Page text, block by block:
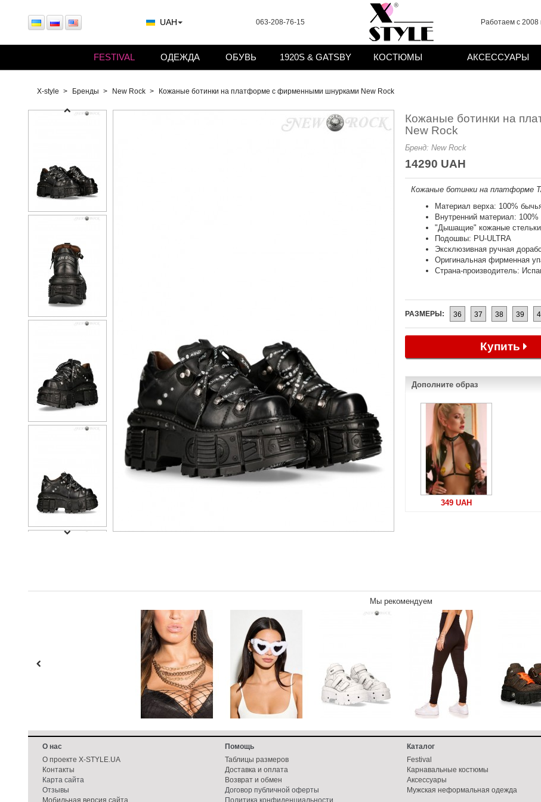
UAH 063-208-76-15 Работаем с 2008
X-style Бренды New Rock Кожаные ботинки на платформе с фирменными шнурками New Rock
Кожаные ботинки на
New Rock
Бренд: New Rock
14290 UAH
Кожаные ботинки на платформе
Материал верха: 100%
Внутренний материал:
"Дышащие" кожаные стельки
Подошвы: PU-ULTRA
Эксклюзивная ручная
Оригинальная фирменная
Страна-производитель:
РАЗМЕРЫ: 36 37 38 39
Купить
Дополните образ
349 UAH
Мы рекомендуем
FESTIVAL ОДЕЖДА ОБУВЬ 1920S & GATSBY КОСТЮМЫ АКСЕССУАРЫ
О нас
О проекте X-STYLE.UA
Контакты
Карта сайта
Отзывы
Мобильная версия сайта
Помощь
Таблицы размеров
Доставка и оплата
Возврат и обмен
Договор публичной оферты
Политика конфиденциальности
Каталог
Festival
Карнавальные костюмы
Аксессуары
Мужская неформальная одежда